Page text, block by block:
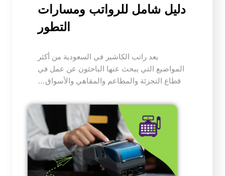
دليل شامل للرواتب ومسارات
التطور
يعد راتب الكاشير في السعودية من أكثر
المواضيع التي يبحث عنها الباحثون عن عمل في
قطاع التجزئة والمطاعم والمقاهي والأسواق…